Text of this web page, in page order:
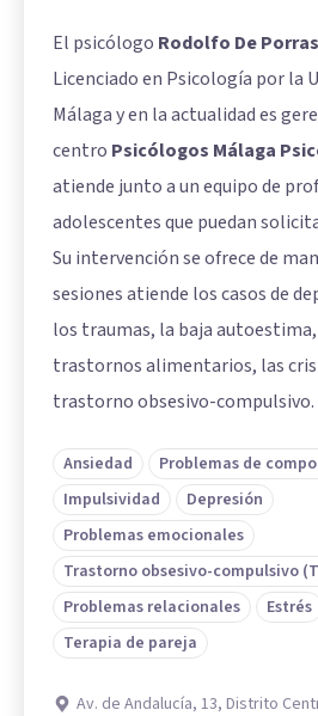
El psicólogo Rodolfo De
Licenciado en Psicología por la
Málaga y en la actualidad es
centro Psicólogos Málaga
atiende junto a un equipo de
adolescentes que puedan
Su intervención se ofrece de
sesiones atiende los casos de
los traumas, la baja
trastornos alimentarios, las
trastorno obsesivo-compulsivo.
Ansiedad
Problemas de
Impulsividad
Depresión
Problemas emocionales
Trastorno obsesivo-compulsivo
Problemas relacionales
Estrés
Terapia de pareja
Av. de Andalucía, 13, Distrito